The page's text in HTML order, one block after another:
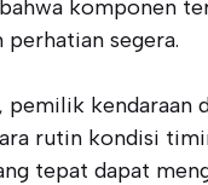
komponen
segera.
pemilik kendaraan
rutin kondisi
tepat dapat